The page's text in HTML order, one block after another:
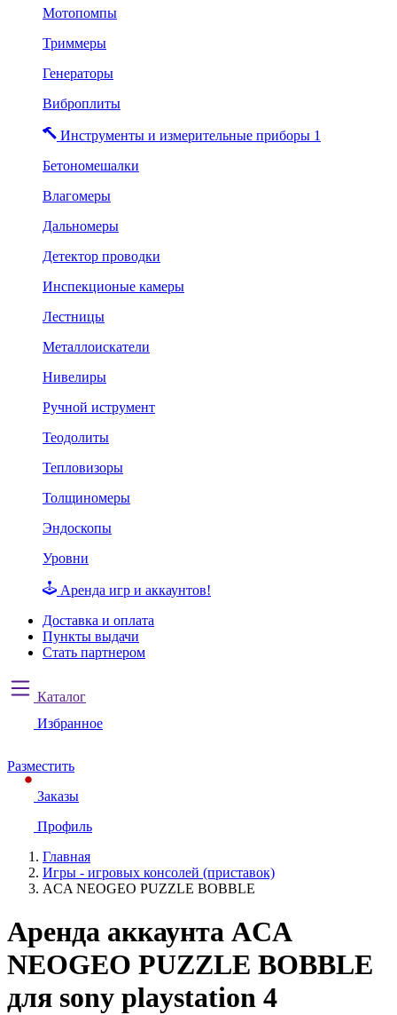
Мотопомпы
Триммеры
Генераторы
Виброплиты
Инструменты и измерительные приборы 1
Бетономешалки
Влагомеры
Дальномеры
Детектор проводки
Инспекционые камеры
Лестницы
Металлоискатели
Нивелиры
Ручной иструмент
Теодолиты
Тепловизоры
Толщиномеры
Эндоскопы
Уровни
Аренда игр и аккаунтов!
Доставка и оплата
Пункты выдачи
Стать партнером
Каталог
Избранное
Разместить
Заказы
Профиль
Главная
Игры - игровых консолей (приставок)
ACA NEOGEO PUZZLE BOBBLE
Аренда аккаунта ACA
NEOGEO PUZZLE BOBBLE
для sony playstation 4